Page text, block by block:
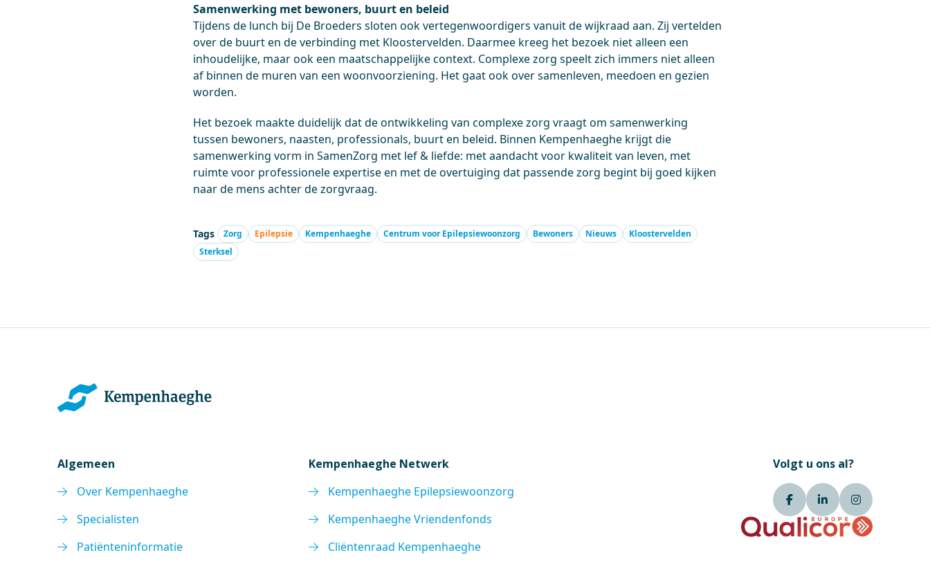
Samenwerking met bewoners, buurt en beleid
Tijdens de lunch bij De Broeders sloten ook vertegenwoordigers vanuit de wijkraad aan. Zij vertelden
over de buurt en de verbinding met Kloostervelden. Daarmee kreeg het bezoek niet alleen een
inhoudelijke, maar ook een maatschappelijke context. Complexe zorg speelt zich immers niet alleen
af binnen de muren van een woonvoorziening. Het gaat ook over samenleven, meedoen en gezien
worden.
Het bezoek maakte duidelijk dat de ontwikkeling van complexe zorg vraagt om samenwerking
tussen bewoners, naasten, professionals, buurt en beleid. Binnen Kempenhaeghe krijgt die
samenwerking vorm in SamenZorg met lef & liefde: met aandacht voor kwaliteit van leven, met
ruimte voor professionele expertise en met de overtuiging dat passende zorg begint bij goed kijken
naar de mens achter de zorgvraag.
Tags Zorg Epilepsie Kempenhaeghe Centrum voor Epilepsiewoonzorg Bewoners Nieuws
Kloostervelden
Sterksel
Algemeen
Over Kempenhaeghe
Specialisten
Patiënteninformatie
Kempenhaeghe Netwerk
Kempenhaeghe Epilepsiewoonzorg
Kempenhaeghe Vriendenfonds
Cliëntenraad Kempenhaeghe
Volgt u ons al?